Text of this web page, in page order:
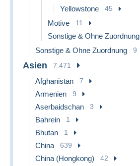
Yellowstone 45
Motive 11
Sonstige & Ohne Zuordnung
Sonstige & Ohne Zuordnung 9
Asien 7.471
Afghanistan 7
Armenien 9
Aserbaidschan 3
Bahrein 1
Bhutan 1
China 639
China (Hongkong) 42